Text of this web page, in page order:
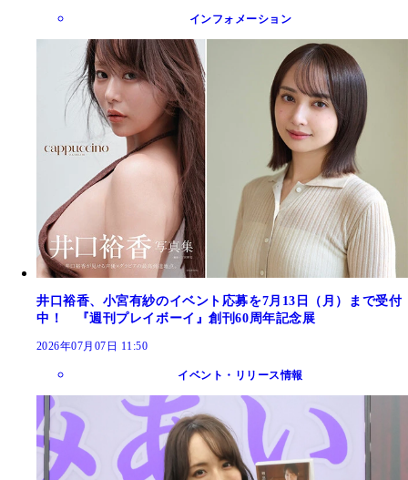
インフォメーション
井口裕香、小宮有紗のイベント応募を7月13日（月）まで受付
中！ 『週刊プレイボーイ』創刊60周年記念展
2026年07月07日 11:50
イベント・リリース情報